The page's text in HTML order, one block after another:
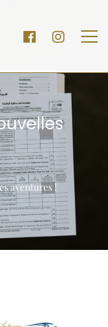
aventures !